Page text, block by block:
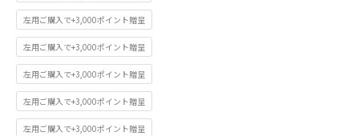
左用ご購入で+3,000ポイント贈呈
左用ご購入で+3,000ポイント贈呈
左用ご購入で+3,000ポイント贈呈
左用ご購入で+3,000ポイント贈呈
左用ご購入で+3,000ポイント贈呈